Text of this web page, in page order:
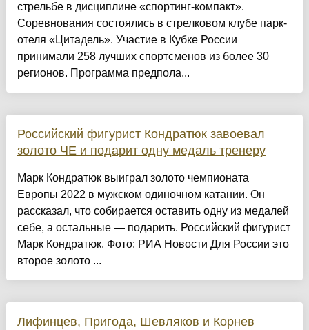
стрельбе в дисциплине «спортинг-компакт».
Соревнования состоялись в стрелковом клубе парк-
отеля «Цитадель». Участие в Кубке России
принимали 258 лучших спортсменов из более 30
регионов. Программа предпола...
Российский фигурист Кондратюк завоевал
золото ЧЕ и подарит одну медаль тренеру
Марк Кондратюк выиграл золото чемпионата
Европы 2022 в мужском одиночном катании. Он
рассказал, что собирается оставить одну из медалей
себе, а остальные — подарить. Российский фигурист
Марк Кондратюк. Фото: РИА Новости Для России это
второе золото ...
Лифинцев, Пригода, Шевляков и Корнев